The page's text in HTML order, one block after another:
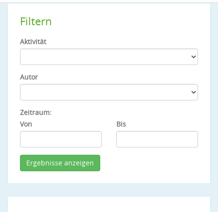
Filtern
Aktivität
Autor
Zeitraum:
Von
Bis